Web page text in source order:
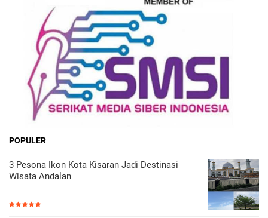
POPULER
3 Pesona Ikon Kota Kisaran Jadi Destinasi
Wisata Andalan